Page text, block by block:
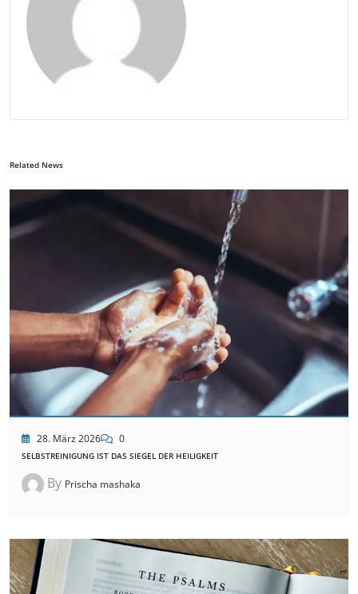
Related News
28. März 2026 0
SELBSTREINIGUNG IST DAS SIEGEL DER HEILIGKEIT
By Prischa mashaka